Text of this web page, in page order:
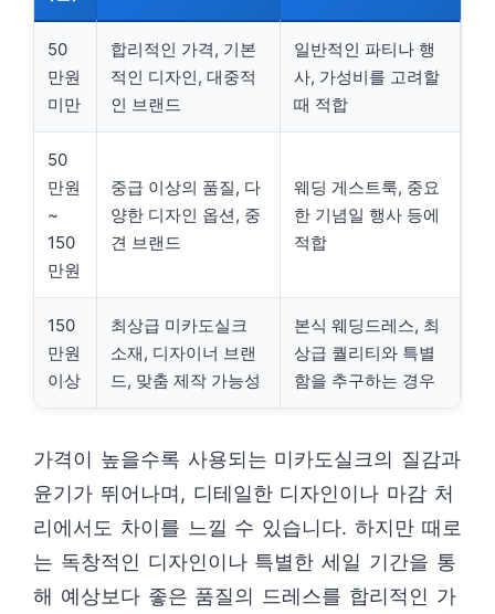
50
만원
미만
합리적인 가격, 기본
적인 디자인, 대중적
인 브랜드
일반적인 파티나 행
사, 가성비를 고려할
때 적합
50
만원
~
150
만원
중급 이상의 품질, 다
양한 디자인 옵션, 중
견 브랜드
웨딩 게스트룩, 중요
한 기념일 행사 등에
적합
150
만원
이상
최상급 미카도실크
소재, 디자이너 브랜
드, 맞춤 제작 가능성
본식 웨딩드레스, 최
상급 퀄리티와 특별
함을 추구하는 경우
가격이 높을수록 사용되는 미카도실크의 질감과
윤기가 뛰어나며, 디테일한 디자인이나 마감 처
리에서도 차이를 느낄 수 있습니다. 하지만 때로
는 독창적인 디자인이나 특별한 세일 기간을 통
해 예상보다 좋은 품질의 드레스를 합리적인 가